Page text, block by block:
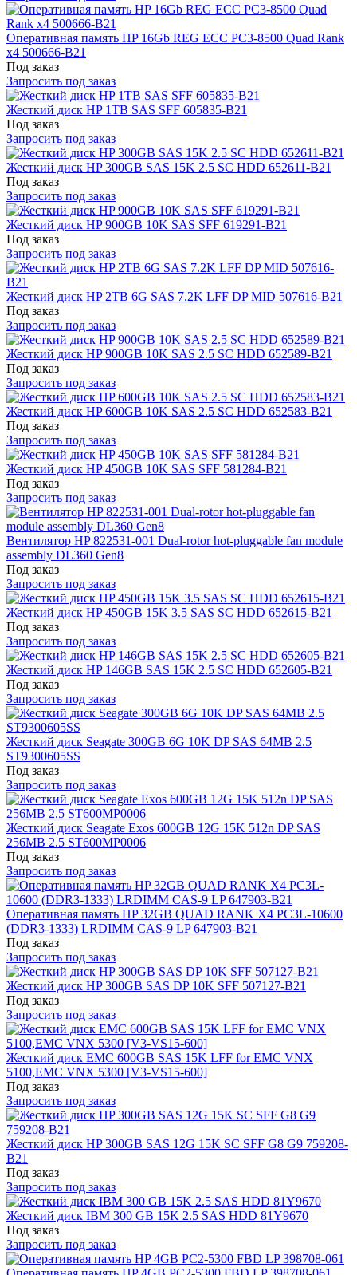
Оперативная память HP 16Gb REG ECC PC3-8500 Quad Rank
x4 500666-B21
Под заказ
Запросить под заказ
Жесткий диск HP 1TB SAS SFF 605835-B21
Под заказ
Запросить под заказ
Жесткий диск HP 300GB SAS 15K 2.5 SC HDD 652611-B21
Под заказ
Запросить под заказ
Жесткий диск HP 900GB 10K SAS SFF 619291-B21
Под заказ
Запросить под заказ
Жесткий диск HP 2TB 6G SAS 7.2K LFF DP MID 507616-B21
Под заказ
Запросить под заказ
Жесткий диск HP 900GB 10K SAS 2.5 SC HDD 652589-B21
Под заказ
Запросить под заказ
Жесткий диск HP 600GB 10K SAS 2.5 SC HDD 652583-B21
Под заказ
Запросить под заказ
Жесткий диск HP 450GB 10K SAS SFF 581284-B21
Под заказ
Запросить под заказ
Вентилятор HP 822531-001 Dual-rotor hot-pluggable fan module
assembly DL360 Gen8
Под заказ
Запросить под заказ
Жесткий диск HP 450GB 15K 3.5 SAS SC HDD 652615-B21
Под заказ
Запросить под заказ
Жесткий диск HP 146GB SAS 15K 2.5 SC HDD 652605-B21
Под заказ
Запросить под заказ
Жесткий диск Seagate 300GB 6G 10K DP SAS 64MB 2.5
ST9300605SS
Под заказ
Запросить под заказ
Жесткий диск Seagate Exos 600GB 12G 15K 512n DP SAS
256MB 2.5 ST600MP0006
Под заказ
Запросить под заказ
Оперативная память HP 32GB QUAD RANK X4 PC3L-10600
(DDR3-1333) LRDIMM CAS-9 LP 647903-B21
Под заказ
Запросить под заказ
Жесткий диск HP 300GB SAS DP 10K SFF 507127-B21
Под заказ
Запросить под заказ
Жесткий диск EMC 600GB SAS 15K LFF for EMC VNX
5100,EMC VNX 5300 [V3-VS15-600]
Под заказ
Запросить под заказ
Жесткий диск HP 300GB SAS 12G 15K SC SFF G8 G9 759208-
B21
Под заказ
Запросить под заказ
Жесткий диск IBM 300 GB 15K 2.5 SAS HDD 81Y9670
Под заказ
Запросить под заказ